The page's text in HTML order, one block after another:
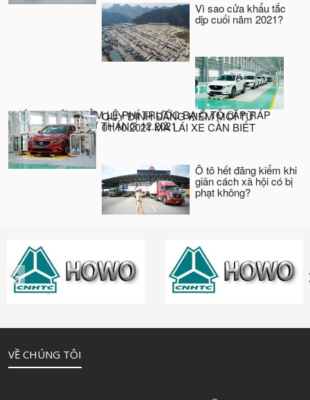
Vì sao cửa khẩu tắc
dịp cuối năm 2021?
CHÍNH THỨC GIẢM LỆ PHÍ TRƯỚC BẠ Ô TÔ LẮP RÁP
TRONG NƯỚC TỪ THÁNG 12.2021
QUY ĐỊNH ĐĂNG KIỂM MỚI TỪ
01.10.2021 MÀ LÁI XE CẦN BIẾT
Ô tô hết đăng kiểm khi
giãn cách xã hội có bị
phạt không?
VỀ CHÚNG TÔI